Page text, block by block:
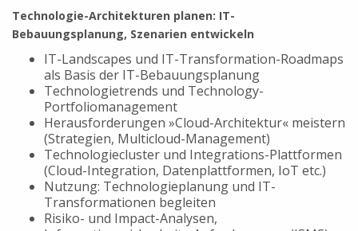
Technologie-Architekturen planen: IT-
Bebauungsplanung, Szenarien entwickeln
IT-Landscapes und IT-Transformation-Roadmaps
als Basis der IT-Bebauungsplanung
Technologietrends und Technology-
Portfoliomanagement
Herausforderungen »Cloud-Architektur« meistern
(Strategien, Multicloud-Management)
Technologiecluster und Integrations-Plattformen
(Cloud-Integration, Datenplattformen, IoT etc.)
Nutzung: Technologieplanung und IT-
Transformationen begleiten
Risiko- und Impact-Analysen,